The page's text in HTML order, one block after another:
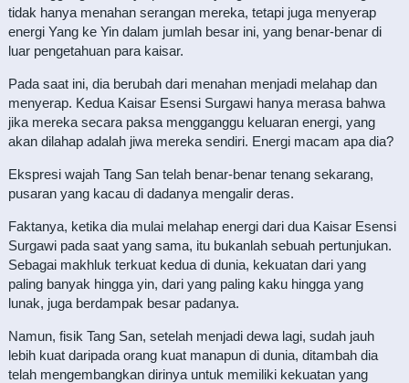
tidak hanya menahan serangan mereka, tetapi juga menyerap
energi Yang ke Yin dalam jumlah besar ini, yang benar-benar di
luar pengetahuan para kaisar.
Pada saat ini, dia berubah dari menahan menjadi melahap dan
menyerap. Kedua Kaisar Esensi Surgawi hanya merasa bahwa
jika mereka secara paksa mengganggu keluaran energi, yang
akan dilahap adalah jiwa mereka sendiri. Energi macam apa dia?
Ekspresi wajah Tang San telah benar-benar tenang sekarang,
pusaran yang kacau di dadanya mengalir deras.
Faktanya, ketika dia mulai melahap energi dari dua Kaisar Esensi
Surgawi pada saat yang sama, itu bukanlah sebuah pertunjukan.
Sebagai makhluk terkuat kedua di dunia, kekuatan dari yang
paling banyak hingga yin, dari yang paling kaku hingga yang
lunak, juga berdampak besar padanya.
Namun, fisik Tang San, setelah menjadi dewa lagi, sudah jauh
lebih kuat daripada orang kuat manapun di dunia, ditambah dia
telah mengembangkan dirinya untuk memiliki kekuatan yang